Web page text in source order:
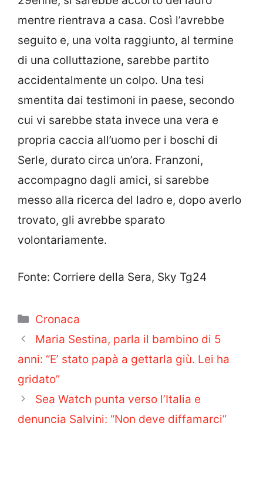
mentre rientrava a casa. Così l’avrebbe
seguito e, una volta raggiunto, al termine
di una colluttazione, sarebbe partito
accidentalmente un colpo. Una tesi
smentita dai testimoni in paese, secondo
cui vi sarebbe stata invece una vera e
propria caccia all’uomo per i boschi di
Serle, durato circa un’ora. Franzoni,
accompagno dagli amici, si sarebbe
messo alla ricerca del ladro e, dopo averlo
trovato, gli avrebbe sparato
volontariamente.
Fonte: Corriere della Sera, Sky Tg24
Categorie
Cronaca
Maria Sestina, parla il bambino di 5
anni: “E’ stato papà a gettarla giù. Lei ha
gridato”
Sea Watch punta verso l’Italia e
denuncia Salvini: “Non deve diffamarci”